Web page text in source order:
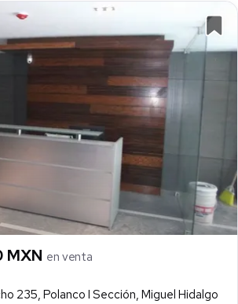
MXN en venta
235, Polanco I Sección, Miguel Hidalgo